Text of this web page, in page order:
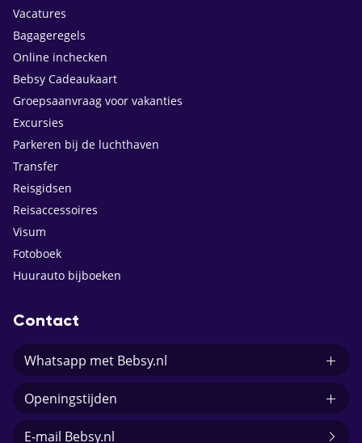
Vacatures
Bagageregels
Online inchecken
Bebsy Cadeaukaart
Groepsaanvraag voor vakanties
Excursies
Parkeren bij de luchthaven
Transfer
Reisgidsen
Reisaccessoires
Visum
Fotoboek
Huurauto bijboeken
Contact
Whatsapp met Bebsy.nl
Openingstijden
E-mail Bebsy.nl